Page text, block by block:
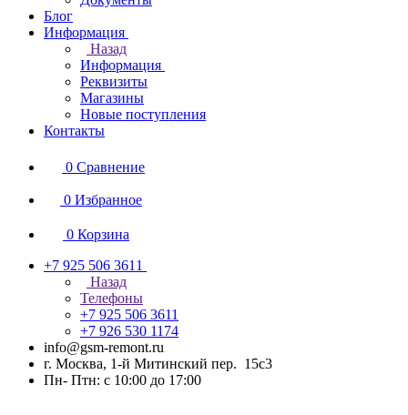
Блог
Информация
Назад
Информация
Реквизиты
Магазины
Новые поступления
Контакты
0 Сравнение
0 Избранное
0 Корзина
+7 925 506 3611
Назад
Телефоны
+7 925 506 3611
+7 926 530 1174
info@gsm-remont.ru
г. Москва, 1-й Митинский пер. 15с3
Пн- Птн: с 10:00 до 17:00